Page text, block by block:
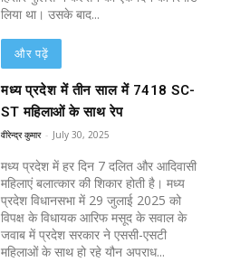
लिया था। उसके बाद...
और पढ़ें
मध्य प्रदेश में तीन साल में 7418 SC-
ST महिलाओं के साथ रेप
वीरेन्द्र कुमार - July 30, 2025
मध्य प्रदेश में हर दिन 7 दलित और आदिवासी
महिलाएं बलात्कार की शिकार होती है। मध्य
प्रदेश विधानसभा में 29 जुलाई 2025 को
विपक्ष के विधायक आरिफ मसूद के सवाल के
जवाब में प्रदेश सरकार ने एससी-एसटी
महिलाओं के साथ हो रहे यौन अपराध...